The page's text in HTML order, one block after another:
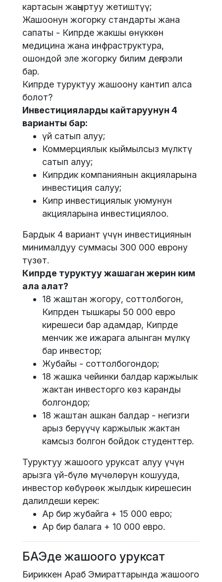
картасын жаңыртуу жетиштүү;
Жашоонун жогорку стандарты жана
сапаты - Кипрде жакшы өнүккөн
медицина жана инфраструктура,
ошондой эле жогорку билим деңгээли
бар.
Кипрде туруктуу жашоону кантип алса
болот?
Инвестицияларды кайтаруунун 4
варианты бар:
үй сатып алуу;
Коммерциялык кыймылсыз мүлктү
сатып алуу;
Кипрдик компаниянын акцияларына
инвестиция салуу;
Кипр инвестициялык уюмунун
акцияларына инвестициялоо.
Бардык 4 вариант үчүн инвестициянын
минималдуу суммасы 300 000 еврону
түзөт.
Кипрде туруктуу жашаган жерин ким
ала алат?
18 жаштан жогору, соттолбогон,
Кипрден тышкары 50 000 евро
кирешеси бар адамдар, Кипрде
менчик же ижарага алынган мүлкү
бар инвестор;
Жубайы - соттолбогондор;
18 жашка чейинки балдар каржылык
жактан инвесторго көз каранды
болгондор;
18 жаштан ашкан балдар - негизги
арыз берүүчү каржылык жактан
камсыз болгон бойдок студенттер.
Туруктуу жашоого уруксат алуу үчүн
арызга үй-бүлө мүчөлөрүн кошууда,
инвестор көбүрөөк жылдык кирешесин
далилдеши керек:
Ар бир жубайга + 15 000 евро;
Ар бир балага + 10 000 евро.
БАЭде жашоого уруксат
Бириккен Араб Эмираттарында жашоого